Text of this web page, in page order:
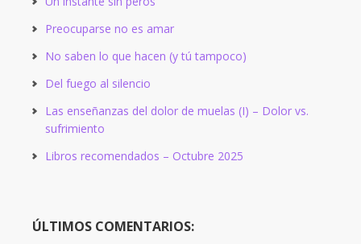
Preocuparse no es amar
No saben lo que hacen (y tú tampoco)
Del fuego al silencio
Las enseñanzas del dolor de muelas (I) – Dolor vs.
sufrimiento
Libros recomendados – Octubre 2025
ÚLTIMOS COMENTARIOS: